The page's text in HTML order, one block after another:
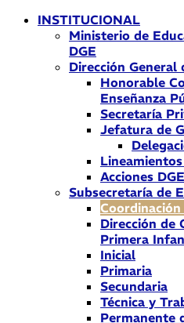
INSTITUCIONAL
Ministerio de
DGE
Dirección General
Honorable
Enseñanza
Secretaría
Jefatura de
Acciones DGE
Subsecretaría de
Dirección de
Primera
Inicial
Primaria
Secundaria
Técnica y
Permanente